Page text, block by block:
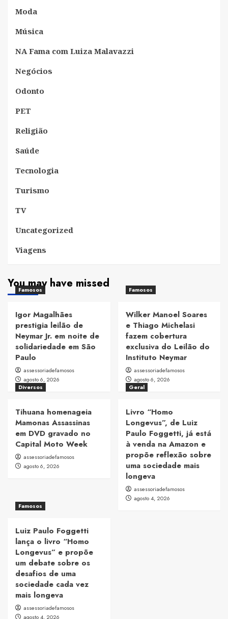
Moda
Música
NA Fama com Luiza Malavazzi
Negócios
Odonto
PET
Religião
Saúde
Tecnologia
Turismo
TV
Uncategorized
Viagens
You may have missed
Famosos
Igor Magalhães
prestigia leilão de
Neymar Jr. em noite de
solidariedade em São
Paulo
assessoriadefamosos
agosto 6, 2026
Famosos
Wilker Manoel Soares
e Thiago Michelasi
fazem cobertura
exclusiva do Leilão do
Instituto Neymar
assessoriadefamosos
agosto 6, 2026
Diversos
Tihuana homenageia
Mamonas Assassinas
em DVD gravado no
Capital Moto Week
assessoriadefamosos
agosto 6, 2026
Geral
Livro “Homo
Longevus”, de Luiz
Paulo Foggetti, já está
à venda na Amazon e
propõe reflexão sobre
uma sociedade mais
longeva
assessoriadefamosos
agosto 4, 2026
Famosos
Luiz Paulo Foggetti
lança o livro “Homo
Longevus” e propõe
um debate sobre os
desafios de uma
sociedade cada vez
mais longeva
assessoriadefamosos
agosto 4, 2026